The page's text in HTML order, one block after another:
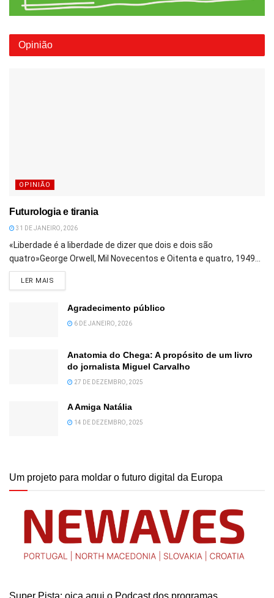
Opinião
OPINIÃO
Futurologia e tirania
31 DE JANEIRO, 2026
«Liberdade é a liberdade de dizer que dois e dois são
quatro»George Orwell, Mil Novecentos e Oitenta e quatro, 1949...
LER MAIS
Agradecimento público
6 DE JANEIRO, 2026
Anatomia do Chega: A propósito de um livro
do jornalista Miguel Carvalho
27 DE DEZEMBRO, 2025
A Amiga Natália
14 DE DEZEMBRO, 2025
Um projeto para moldar o futuro digital da Europa
Super Pista: oiça aqui o Podcast dos programas